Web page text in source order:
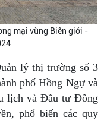
mại vùng Biên giới -
lý thị trường số 3
phố Hồng Ngự và
lịch và Đầu tư Đồng
phổ biến các quy